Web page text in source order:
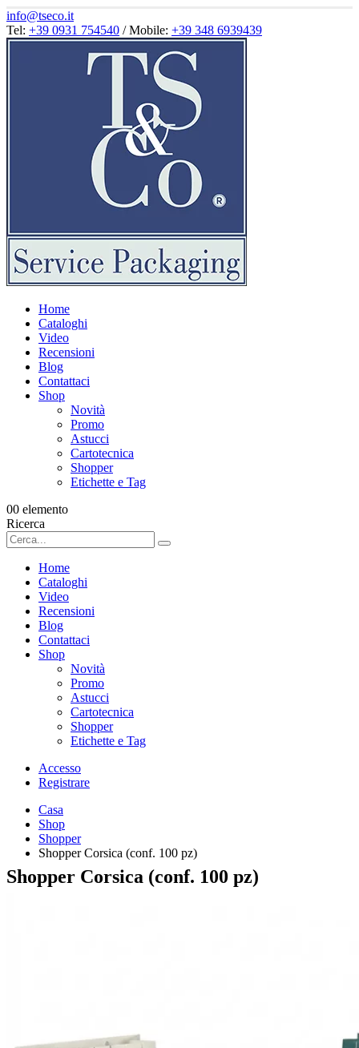
info@tseco.it
Tel: +39 0931 754540 / Mobile: +39 348 6939439
Home
Cataloghi
Video
Recensioni
Blog
Contattaci
Shop
Novità
Promo
Astucci
Cartotecnica
Shopper
Etichette e Tag
00 elemento
Ricerca
Home
Cataloghi
Video
Recensioni
Blog
Contattaci
Shop
Novità
Promo
Astucci
Cartotecnica
Shopper
Etichette e Tag
Accesso
Registrare
Casa
Shop
Shopper
Shopper Corsica (conf. 100 pz)
Shopper Corsica (conf. 100 pz)